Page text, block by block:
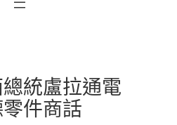
統盧拉通電
零件商話